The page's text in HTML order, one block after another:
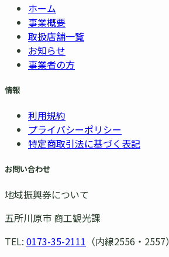
ホーム
事業概要
取扱店舗一覧
お知らせ
事業者の方
情報
利用規約
プライバシーポリシー
特定商取引法に基づく表記
お問い合わせ
地域振興券について
五所川原市 商工観光課
TEL: 0173-35-2111 （内線2556・2557）